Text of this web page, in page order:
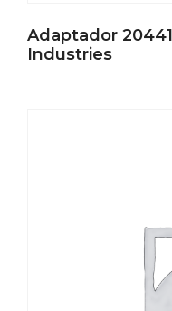
Adaptador
Industries